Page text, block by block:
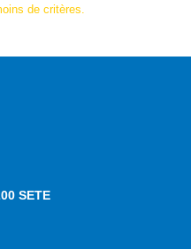
de critères.
SETE